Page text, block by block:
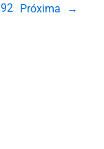
92 Próxima →